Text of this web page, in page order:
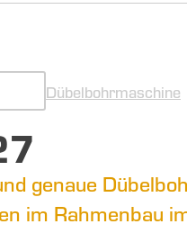
Dübelbohrmaschine
genaue
im Rahmenbau